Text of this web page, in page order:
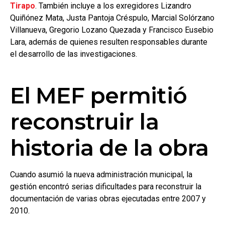
Tirapo. También incluye a los exregidores Lizandro
Quiñónez Mata, Justa Pantoja Créspulo, Marcial Solórzano
Villanueva, Gregorio Lozano Quezada y Francisco Eusebio
Lara, además de quienes resulten responsables durante
el desarrollo de las investigaciones.
El MEF permitió
reconstruir la
historia de la obra
Cuando asumió la nueva administración municipal, la
gestión encontró serias dificultades para reconstruir la
documentación de varias obras ejecutadas entre 2007 y
2010.